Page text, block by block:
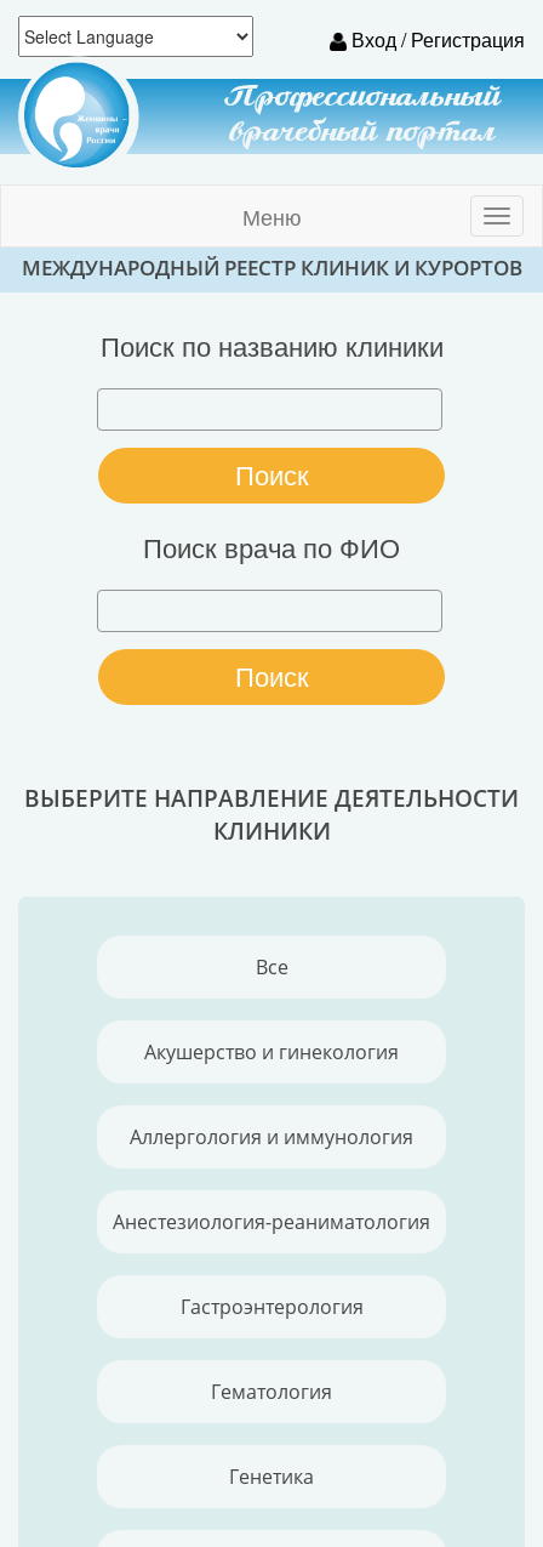
Вход / Регистрация
Профессиональный
врачебный портал
Меню
МЕЖДУНАРОДНЫЙ РЕЕСТР КЛИНИК И КУРОРТОВ
Поиск по названию клиники
Поиск врача по ФИО
ВЫБЕРИТЕ НАПРАВЛЕНИЕ ДЕЯТЕЛЬНОСТИ
КЛИНИКИ
Все
Акушерство и гинекология
Аллергология и иммунология
Анестезиология-реаниматология
Гастроэнтерология
Гематология
Генетика